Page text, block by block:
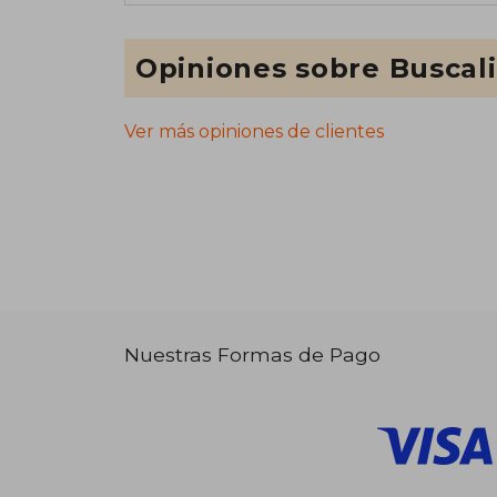
Opiniones sobre
Ver más opiniones de clientes
Nuestras Formas de Pago